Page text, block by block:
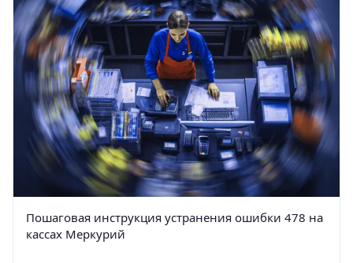
Пошаговая инструкция устранения ошибки 478 на
кассах Меркурий